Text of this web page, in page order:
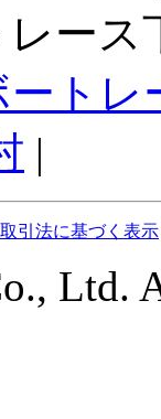
レー
ートレ
|
引法に基づく表示
Ltd.